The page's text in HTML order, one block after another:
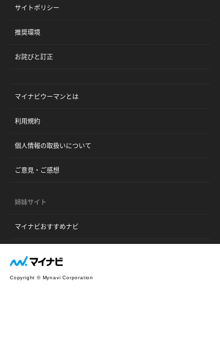
サイトポリシー
推奨環境
お詫びと訂正
マイナビウーマンとは
利用規約
個人情報の取扱いについて
ご意見・ご感想
姉妹サイト
マイナビおすすめナビ
Copyright © Mynavi Corporation